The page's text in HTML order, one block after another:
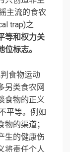
主流的食农
trap)之
等和权力关
标志。
食物运动
另类食农网
食物的正义
平等。例如
的渠道；
生的健康伤
将责任个人